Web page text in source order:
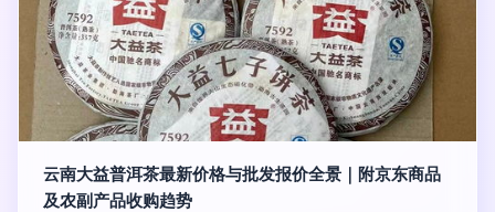
云南大益普洱茶最新价格与批发报价全景｜附京东商品
及农副产品收购趋势